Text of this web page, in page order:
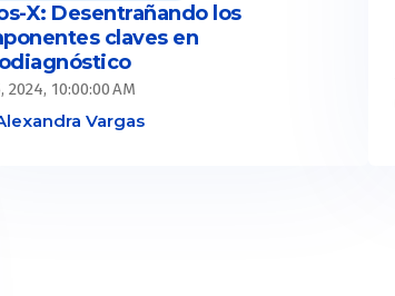
X: Desentrañando los
claves en
2024, 10:00:00 AM
Vargas